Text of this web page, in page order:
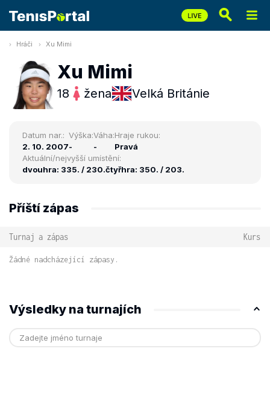
Hráči Xu Mimi
Xu Mimi
18 žena Velká Británie
Datum nar.:
2. 10. 2007
Výška:
-
Váha:
-
Hraje rukou:
Pravá
Aktuální/nejvyšší umístění:
dvouhra: 335. / 230.čtyřhra: 350. / 203.
Příští zápas
Turnaj a zápas Kurs
Žádné nadcházející zápasy.
Výsledky na turnajích